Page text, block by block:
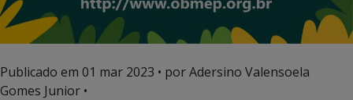
Publicado em 01 mar 2023 • por Adersino Valensoela
Gomes Junior •